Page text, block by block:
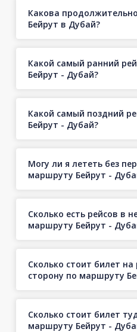
Какова
Бейрут в Дубай?
Какой самый ранний
Бейрут - Дубай?
Какой самый поздний
Бейрут - Дубай?
Могу ли я лететь без
маршруту Бейрут -
Сколько есть рейсов в
маршруту Бейрут -
Сколько стоит билет на
сторону по маршруту
Сколько стоит билет
маршруту Бейрут -